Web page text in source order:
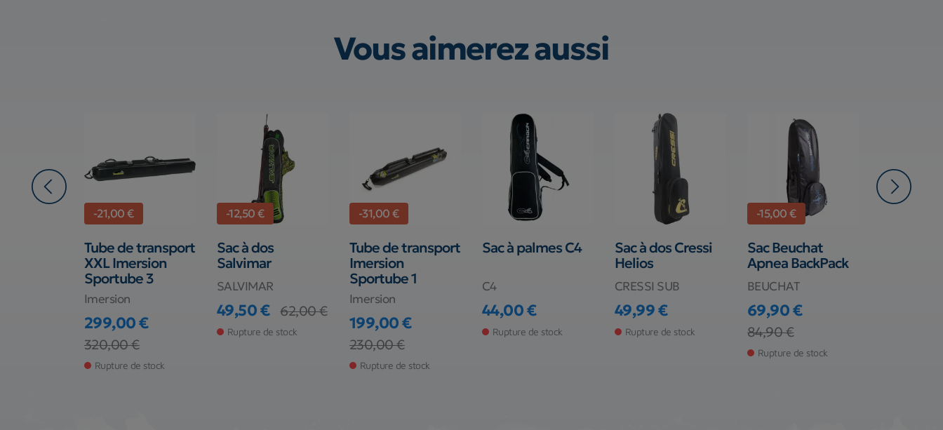
Vous aimerez aussi
-21,00 €
Tube de transport
XXL Imersion
Sportube 3
Imersion
Prix
299,00 €
Prix de base
320,00 €
Rupture de stock
-12,50 €
Sac à dos
Salvimar
SALVIMAR
Prix
49,50 €
Prix de base
62,00 €
Rupture de stock
-31,00 €
Tube de transport
Imersion
Sportube 1
Imersion
Prix
199,00 €
Prix de base
230,00 €
Rupture de stock
Sac à palmes C4
C4
Prix
44,00 €
Rupture de stock
Sac à dos Cressi
Helios
CRESSI SUB
Prix
49,99 €
Rupture de stock
-15,00 €
Sac Beuchat
Apnea BackPack
BEUCHAT
Prix
69,90 €
Prix de base
84,90 €
Rupture de stock